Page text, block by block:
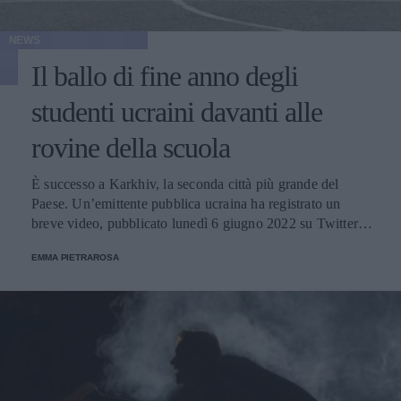
Il ballo di fine anno degli
studenti ucraini davanti alle
rovine della scuola
È successo a Karkhiv, la seconda città più grande del
Paese. Un’emittente pubblica ucraina ha registrato un
breve video, pubblicato lunedì 6 giugno 2022 su Twitter
EMMA PIETRAROSA